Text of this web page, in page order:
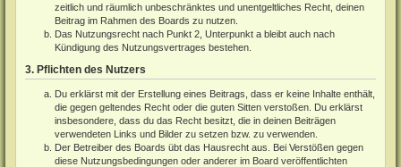
zeitlich und räumlich unbeschränktes und unentgeltliches Recht, deinen
Beitrag im Rahmen des Boards zu nutzen.
Das Nutzungsrecht nach Punkt 2, Unterpunkt a bleibt auch nach
Kündigung des Nutzungsvertrages bestehen.
3. Pflichten des Nutzers
Du erklärst mit der Erstellung eines Beitrags, dass er keine Inhalte enthält,
die gegen geltendes Recht oder die guten Sitten verstoßen. Du erklärst
insbesondere, dass du das Recht besitzt, die in deinen Beiträgen
verwendeten Links und Bilder zu setzen bzw. zu verwenden.
Der Betreiber des Boards übt das Hausrecht aus. Bei Verstößen gegen
diese Nutzungsbedingungen oder anderer im Board veröffentlichten